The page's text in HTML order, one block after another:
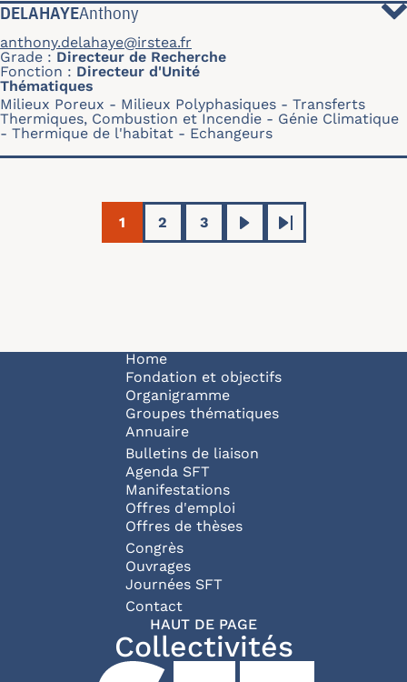
DELAHAYEAnthony
anthony.delahaye@irstea.fr
Grade
Directeur de Recherche
Fonction
Directeur d'Unité
Thématiques
Milieux Poreux
Milieux Polyphasiques
Transferts
Thermiques, Combustion et Incendie
Génie Climatique
- Thermique de l'habitat
Echangeurs
Current page
1 Page
2 Page
3 Next pageLast page
Navigation principale
Home
Fondation et objectifs
Organigramme
Groupes thématiques
Annuaire
Bulletins de liaison
Agenda SFT
Manifestations
Offres d'emploi
Offres de thèses
Congrès
Ouvrages
Journées SFT
Pied de page
Contact
HAUT DE PAGE
Collectivités